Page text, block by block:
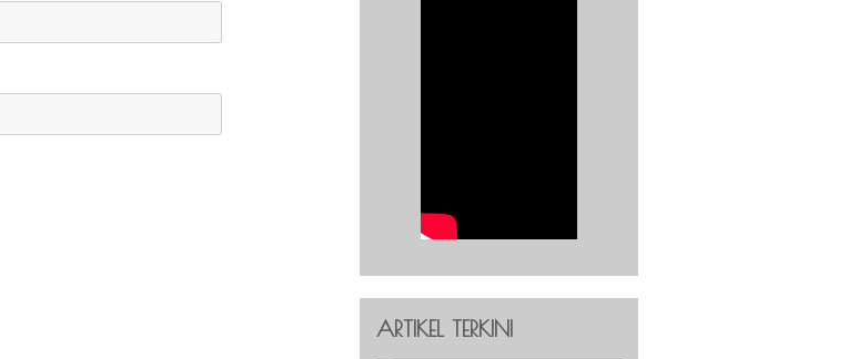
ARTIKEL TERKINI